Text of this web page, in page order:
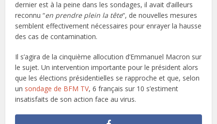
dernier est à la peine dans les sondages, il avait d’ailleurs
reconnu “en prendre plein la tête“, de nouvelles mesures
semblent effectivement nécessaires pour enrayer la hausse
des cas de contamination.
Il s’agira de la cinquième allocution d’Emmanuel Macron sur
le sujet. Un intervention importante pour le président alors
que les élections présidentielles se rapproche et que, selon
un sondage de BFM TV, 6 français sur 10 s’estiment
insatisfaits de son action face au virus.